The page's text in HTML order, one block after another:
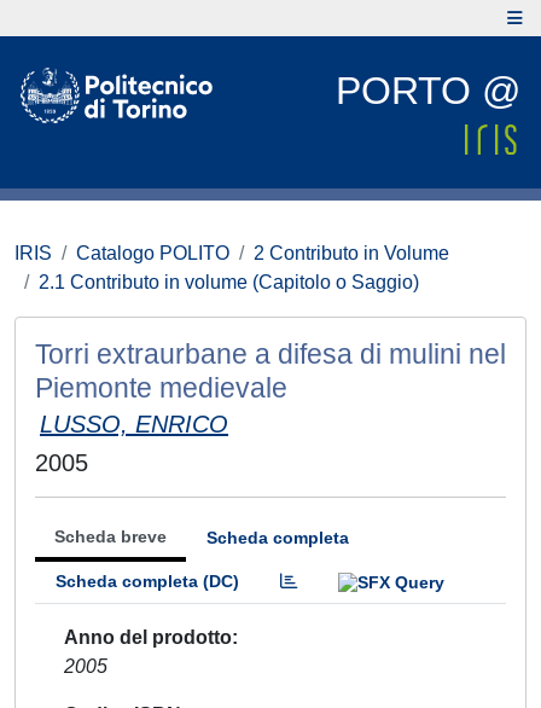
PORTO @
IRIS Catalogo POLITO
2 Contributo in Volume
2.1 Contributo in volume (Capitolo o Saggio)
Torri extraurbane a difesa di mulini nel
Piemonte medievale
LUSSO, ENRICO
2005
Scheda breve Scheda completa
Scheda completa (DC)
Anno del prodotto
2005